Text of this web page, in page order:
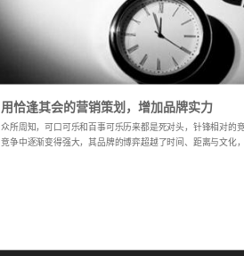
用恰逢其会的营销策划，增加品牌实力
众所周知，可口可乐和百事可乐历来都是死对头，针锋相对的
竞争中逐渐变得强大，其品牌的博弈超越了时间、距离与文化